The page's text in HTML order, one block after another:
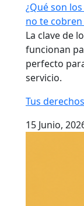
¿Qué son
no te cobren
La clave de
funcionan
perfecto
servicio.
Tus derechos
15 Junio,